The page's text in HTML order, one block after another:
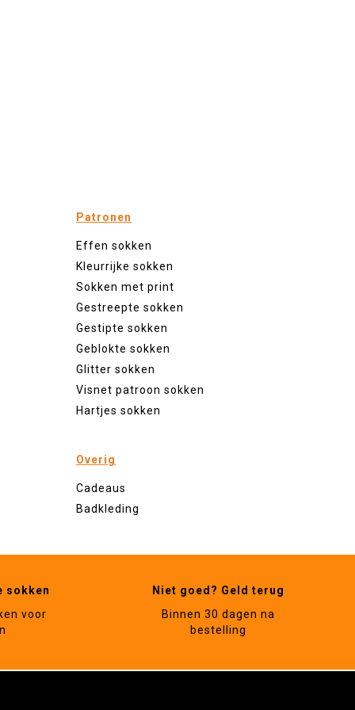
Patronen
Effen sokken
Kleurrijke sokken
Sokken met print
Gestreepte sokken
Gestipte sokken
Geblokte sokken
Glitter sokken
Visnet patroon sokken
Hartjes sokken
Overig
Cadeaus
Badkleding
sokken
voor
Niet goed? Geld terug
Binnen 30 dagen na
bestelling